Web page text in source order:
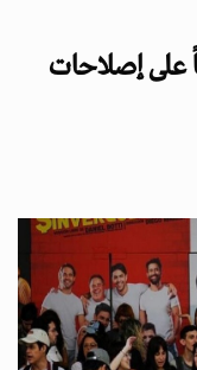
على إصلاحات